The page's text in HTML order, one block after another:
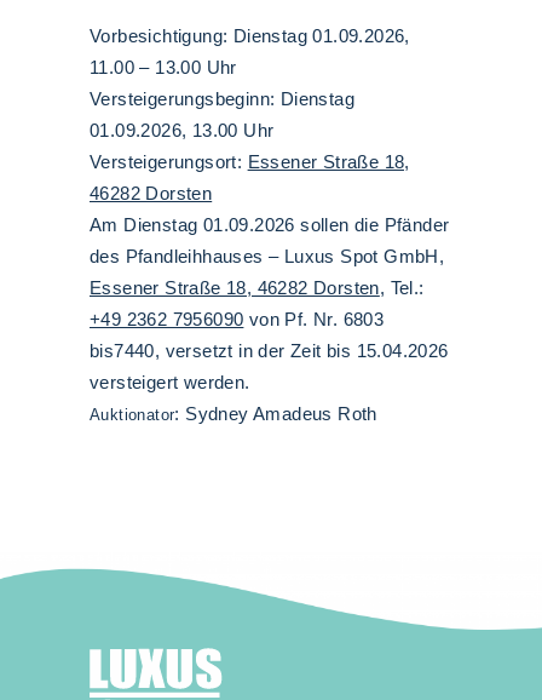
Vorbesichtigung: Dienstag 01.09.2026,
11.00 – 13.00 Uhr
Versteigerungsbeginn: Dienstag
01.09.2026, 13.00 Uhr
Versteigerungsort: Essener Straße 18,
46282 Dorsten
Am Dienstag 01.09.2026 sollen die Pfänder
des Pfandleihhauses – Luxus Spot GmbH,
Essener Straße 18, 46282 Dorsten, Tel.:
+49 2362 7956090 von Pf. Nr. 6803
bis7440, versetzt in der Zeit bis 15.04.2026
versteigert werden.
Auktionator: Sydney Amadeus Roth